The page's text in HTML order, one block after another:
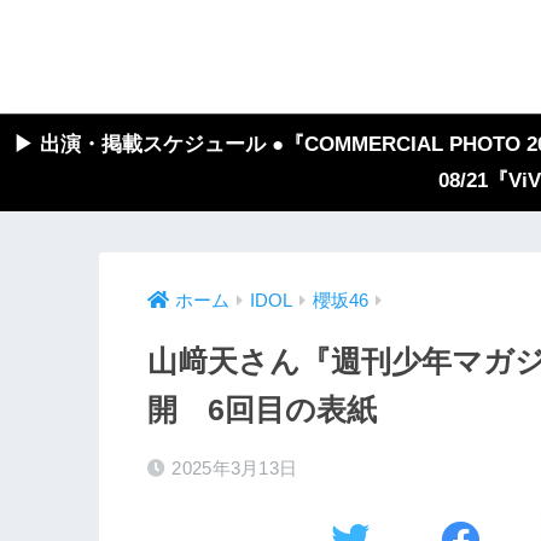
▶︎ 出演・掲載スケジュール ●『COMMERCIAL PHOTO
08/21『
ホーム IDOL 櫻坂46
山﨑天さん『週刊少年マガ
開 6回目の表紙
2025年3月13日